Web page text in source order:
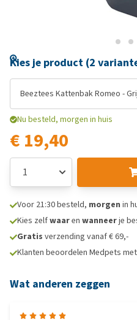
Kies je product (2
Beeztees Kattenbak Romeo -
Nu besteld, morgen in huis
€ 19,40
Voor 21:30 besteld, morgen in
Kies zelfwaaren wanneerje
Gratis verzending vanaf € 69,-
Klanten beoordelen Medpets
Wat anderen zeggen